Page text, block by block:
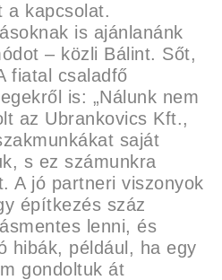
a kapcsolat.
is ajánlanánk
– közli Bálint. Sőt,
fiatal csaladfő
is: „Nálunk nem
az Ubrankovics Kft.,
saját
s ez számunkra
A jó partneri viszonyok
építkezés száz
lenni, és
hibák, például, ha egy
gondoltuk át